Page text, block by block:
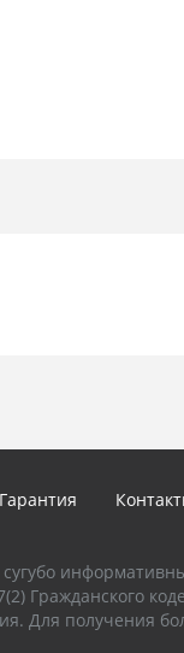
Гарантия
Гражданского
Для получения